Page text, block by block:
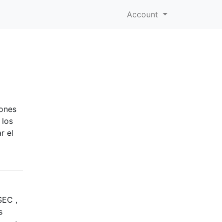
Account
los
el
,